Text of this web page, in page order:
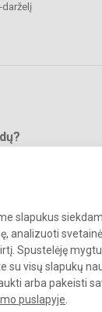
slapukus
analizuoti
Spustelėję
su visų slapukų
arba pakeisti
puslapyje
„Varpelis“. Visos
administracijos